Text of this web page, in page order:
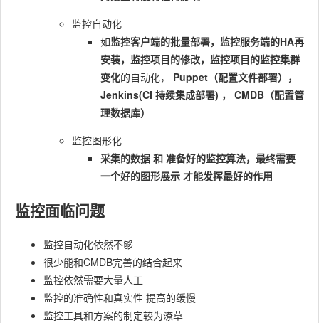
监控自动化
如监控客户端的批量部署，监控服务端的HA再
安装，监控项⽬的修改，监控项⽬的监控集群
变化的自动化， Puppet（配置⽂件部署），
Jenkins(CI 持续集成部署) ， CMDB（配置管
理数据库）
监控图形化
采集的数据 和 准备好的监控算法，最终需要
⼀个好的图形展⽰ 才能发挥最好的作⽤
监控面临问题
监控自动化依然不够
很少能和CMDB完善的结合起来
监控依然需要大量人工
监控的准确性和真实性 提⾼的缓慢
监控工具和方案的制定较为潦草